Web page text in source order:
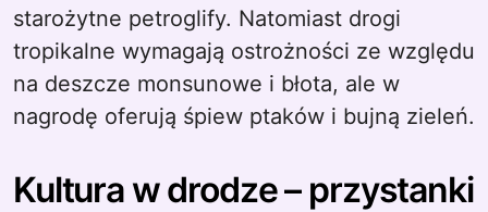
starożytne petroglify. Natomiast drogi
tropikalne wymagają ostrożności ze względu
na deszcze monsunowe i błota, ale w
nagrodę oferują śpiew ptaków i bujną zieleń.
Kultura w drodze – przystanki